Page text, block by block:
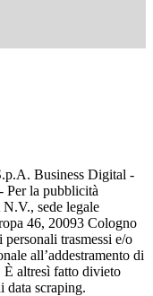
Business Digital -
Per la pubblicità
sede legale
46, 20093 Cologno
trasmessi e/o
all’addestramento di
È altresì fatto divieto
data scraping.